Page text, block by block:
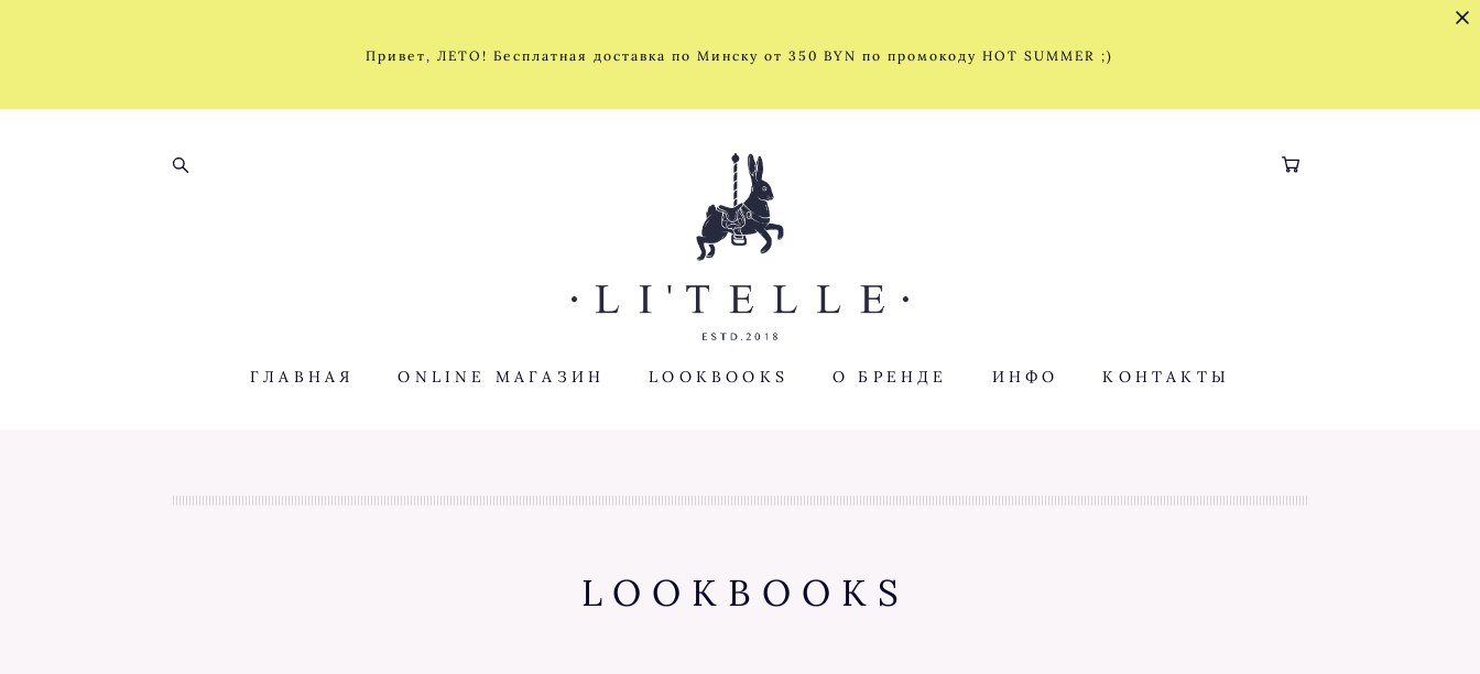
Привет, ЛЕТО! Бесплатная доставка по Минску от 350 BYN по промокоду HOT SUMMER ;)
ГЛАВНАЯ ONLINE МАГАЗИН LOOKBOOKS О БРЕНДЕ ИНФО КОНТАКТЫ
LOOKBOOKS